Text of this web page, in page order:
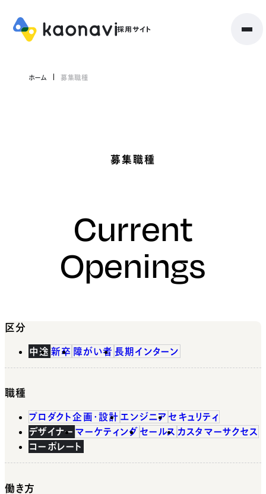
ホーム 募集職種
募集職種
Current
Openings
区分
中途 新卒 障がい者 長期インターン
職種
プロダクト企画・設計 エンジニア セキュリティ
デザイナー マーケティング セールス カスタマーサクセス
コーポレート
働き方